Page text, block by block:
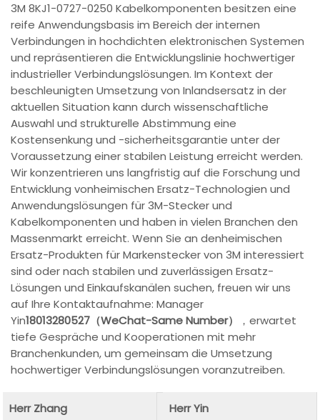
3M 8KJ1-0727-0250 Kabelkomponenten besitzen eine
reife Anwendungsbasis im Bereich der internen
Verbindungen in hochdichten elektronischen Systemen
und repräsentieren die Entwicklungslinie hochwertiger
industrieller Verbindungslösungen. Im Kontext der
beschleunigten Umsetzung von Inlandsersatz in der
aktuellen Situation kann durch wissenschaftliche
Auswahl und strukturelle Abstimmung eine
Kostensenkung und -sicherheitsgarantie unter der
Voraussetzung einer stabilen Leistung erreicht werden.
Wir konzentrieren uns langfristig auf die Forschung und
Entwicklung vonheimischen Ersatz-Technologien und
Anwendungslösungen für 3M-Stecker und
Kabelkomponenten und haben in vielen Branchen den
Massenmarkt erreicht. Wenn Sie an denheimischen
Ersatz-Produkten für Markenstecker von 3M interessiert
sind oder nach stabilen und zuverlässigen Ersatz-
Lösungen und Einkaufskanälen suchen, freuen wir uns
auf Ihre Kontaktaufnahme: Manager
Yin18013280527（WeChat-Same Number）
，erwartet
tiefe Gespräche und Kooperationen mit mehr
Branchenkunden, um gemeinsam die Umsetzung
hochwertiger Verbindungslösungen voranzutreiben.
Herr Zhang
Herr Yin